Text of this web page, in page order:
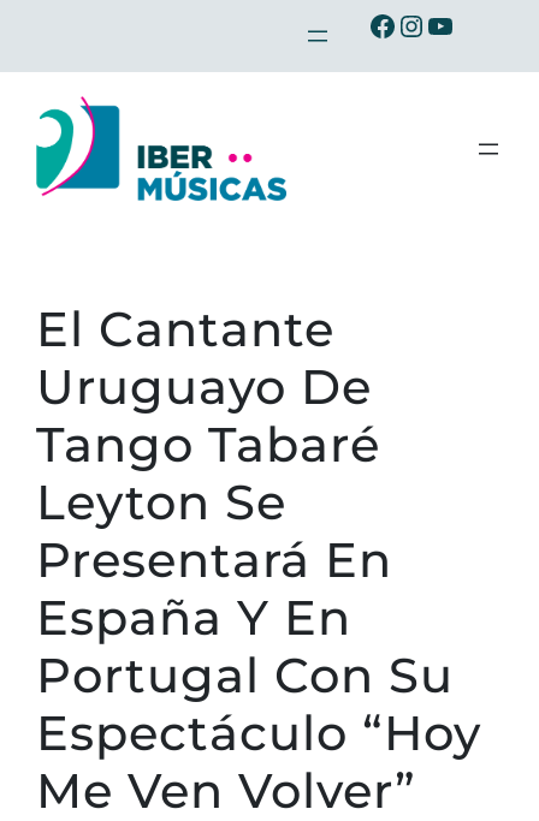
contenido
Ibermusicas en Facebook
Ibermusicas en Instagram
Ibermusicas en Youtube
El Cantante
Uruguayo De
Tango Tabaré
Leyton Se
Presentará En
España Y En
Portugal Con Su
Espectáculo “Hoy
Me Ven Volver”